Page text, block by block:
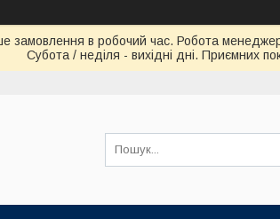
замовлення в робочий час. Робота
Субота / неділя - вихідні дні. Приємних